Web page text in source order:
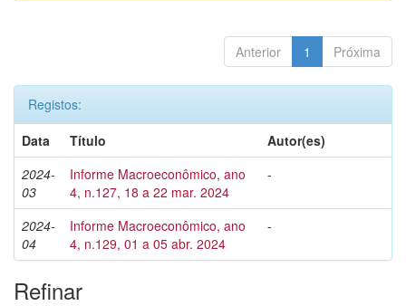
Anterior 1 Próxima
Registos:
Data
Título
Autor(es)
2024-
03
Informe Macroeconômico, ano
4, n.127, 18 a 22 mar. 2024
-
2024-
04
Informe Macroeconômico, ano
4, n.129, 01 a 05 abr. 2024
-
Refinar